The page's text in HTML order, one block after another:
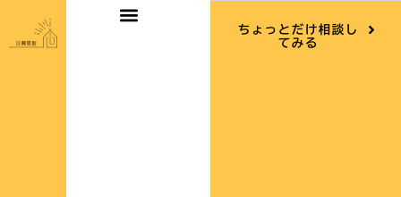
を
ちょっとだけ相談し
てみる